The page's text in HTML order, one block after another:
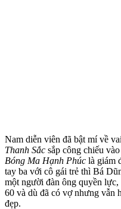
Nam diễn viên đã bật mí về
Thanh Sắc sắp công chiếu
Bóng Ma Hạnh Phúc là giám
tay ba với cô gái trẻ thì Bá
một người đàn ông quyền
60 và dù đã có vợ nhưng vẫn
đẹp.